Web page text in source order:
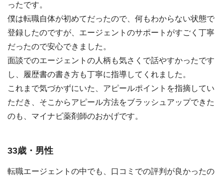
ったです。
僕は転職自体が初めてだったので、何もわからない状態で
登録したのですが、エージェントのサポートがすごく丁寧
だったので安心できました。
面談でのエージェントの人柄も気さくで話やすかったです
し、履歴書の書き方も丁寧に指導してくれました。
これまで気づかずにいた、アピールポイントを指摘してい
ただき、そこからアピール方法をブラッシュアップできた
のも、マイナビ薬剤師のおかげです。
33歳・男性
転職エージェントの中でも、口コミでの評判が良かったの